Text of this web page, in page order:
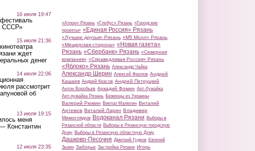
16 июля 19:47
СССР»
15 июля 21:36
ждет
денег
14 июля 22:06
рассмотрит
об
13 июля 19:15
меня
Константин
12 июля 23:35
«Атрон» Рязань «Глобус» Рязань «Городские
проекты» «Единая Россия» Рязань
«Лучшие друзья» Рязань «М5 Молл» Рязань
«Мещерская сторона» «Новая газета»
Рязань «Сбербанк» Рязань «Северная
компания» «Справедливая Россия» Рязань
«Яблоко» Рязань Александр Чайка
Александр Шерин Алексей Фролов Андрей
Кашаев Андрей Красов Андрей Петруцкий
Антон Воробьев Аркадий Фомин Арт-Лужайка
Арт-лужайка Рязань Беженцы из Украины
Валерий Рюмин Виктор Малюгин Виталий
Артемов Виталий Ларин Владимир
Мимоглядов Водоканал Рязани Выборы в
Рязанской области Выборы в Рязанскую городскую
Думу Выборы в Рязанскую областную Думу
Дашково-Песочня Дмитрий Гудков Евгений
Зызин Заборье Застройка Рязани Игорь